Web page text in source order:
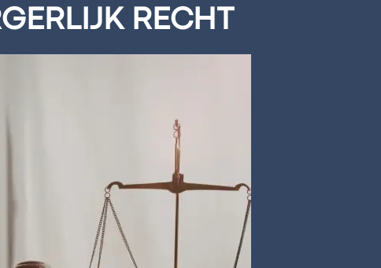
RECHT